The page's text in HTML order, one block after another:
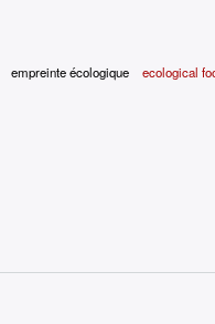
empreinte écologique ecological